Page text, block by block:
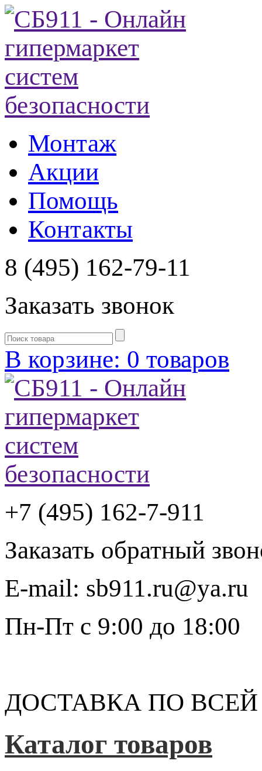
Монтаж
Акции
Помощь
Контакты
8 (495) 162-79-11
Заказать звонок
В корзине: 0 товаров
+7 (495) 162-7-911
Заказать обратный
E-mail: sb911.ru@ya.ru
Пн-Пт с 9:00 до 18:00
ДОСТАВКА ПО
Каталог товаров